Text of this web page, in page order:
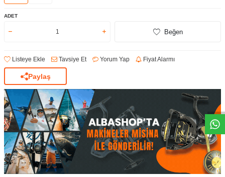
ADET
Beğen
Listeye Ekle Tavsiye Et Yorum Yap Fiyat Alarmı
Paylaş